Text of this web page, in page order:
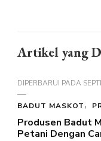
Artikel yang
DIPERBARUI PADA
BADUT MASKOT
Produsen Badut
Petani Dengan